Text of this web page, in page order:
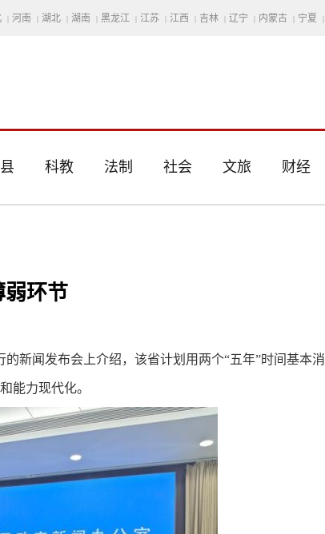
| 河南 | 湖北 | 湖南 | 黑龙江 | 江苏 | 江西 | 吉林 | 辽宁 | 内蒙古 | 宁夏 |
科教 法制 社会 文旅 财经
弱环节
闻发布会上介绍，该省计划用两个“五年”时间基本消
能力现代化。